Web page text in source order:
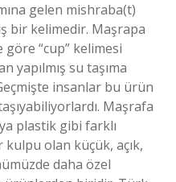
gelen mishraba(t)
“cup” kelimesi
yapılmış su taşıma
insanlar bu ürün
Maşrafa
plastik gibi farklı
kulpu olan küçük, açık,
daha özel